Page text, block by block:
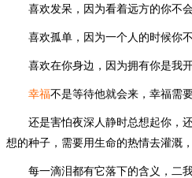
喜欢发呆，因为看着远方的你不
喜欢孤单，因为一个人的时候你
喜欢在你身边，因为拥有你是我
幸福不是等待他就会来，幸福需
还是害怕夜深人静时总想起你，
想的种子，需要用生命的热情去灌溉
每一滴泪都有它落下的含义，二